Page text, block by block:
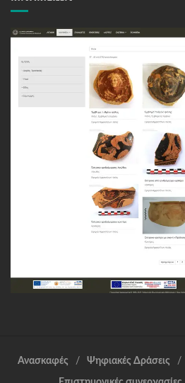
Ανασκαφές Ψηφιακές Δράσεις